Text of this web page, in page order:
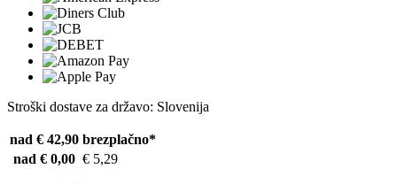
Stroški dostave za državo: Slovenija
nad € 42,90 brezplačno*
nad € 0,00 € 5,29